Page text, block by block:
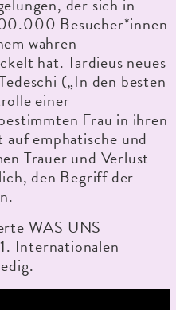
Besucher*innen
wahren
hat. Tardieus neues
(„In den besten
einer
Frau in ihren
emphatische und
Trauer und Verlust
den Begriff der
WAS UNS
Internationalen